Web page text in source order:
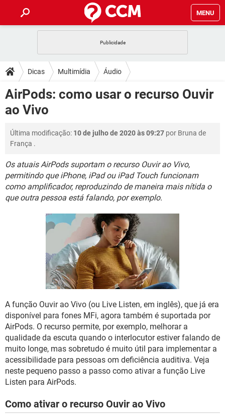
MENU
CELULAR FACEBOOK
OUTLOOK EXCEL
INSTAGRAM
DICAS
JOGOS WHATSAPP
CELULAR FACEBOOK
INSTAGRAM GMAIL
DOWNLOADS
JOGOS
OUTLOOK
INSTAGRAM
GUIA DE COMPRAS
FÓRUM
JOGOS WHATSAPP
OUTLOOK EXCEL
INSTAGRAM GMAIL
GUIA DE COMPRAS
GLOSSÁRIO
JOGOS WHATSAPP
CELULAR FACEBOOK
OUTLOOK EXCEL
GUIA DE COMPRAS
Dicas Multimídia Áudio
AirPods: como usar o recurso Ouvir
ao Vivo
Última modificação: 10 de julho de 2020 às 09:27 por Bruna de
França .
Os atuais AirPods suportam o recurso Ouvir ao Vivo,
permitindo que iPhone, iPad ou iPad Touch funcionam
como amplificador, reproduzindo de maneira mais nítida o
que outra pessoa está falando, por exemplo.
A função Ouvir ao Vivo (ou Live Listen, em inglês), que já era
disponível para fones MFi, agora também é suportada por
AirPods. O recurso permite, por exemplo, melhorar a
qualidade da escuta quando o interlocutor estiver falando de
muito longe, mas sobretudo é muito útil para implementar a
acessibilidade para pessoas om deficiência auditiva. Veja
neste pequeno passo a passo como ativar a função Live
Listen para AirPods.
Como ativar o recurso Ouvir ao Vivo